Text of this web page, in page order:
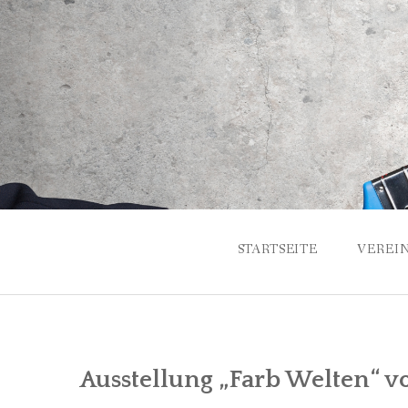
Skip
to
content
STARTSEITE
Ausstellung „Farb Welten“